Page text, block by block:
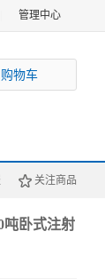
管理中心
购物车
关注商品
吨卧式注射